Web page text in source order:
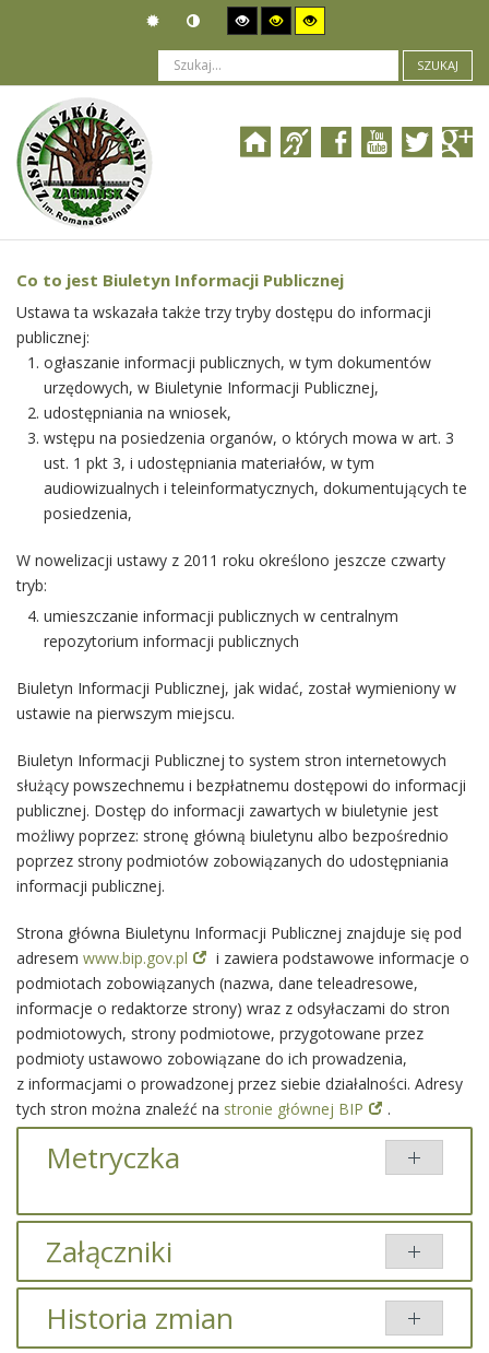
SZUKAJ
Jesteś tutaj: O Biuletynie
Co to jest Biuletyn Informacji Publicznej
Co to jest Biuletyn Informacji Publicznej
Ustawa ta wskazała także trzy tryby dostępu do informacji
publicznej:
ogłaszanie informacji publicznych, w tym dokumentów
urzędowych, w Biuletynie Informacji Publicznej,
udostępniania na wniosek,
wstępu na posiedzenia organów, o których mowa w art. 3
ust. 1 pkt 3, i udostępniania materiałów, w tym
audiowizualnych i teleinformatycznych, dokumentujących te
posiedzenia,
W nowelizacji ustawy z 2011 roku określono jeszcze czwarty
tryb:
umieszczanie informacji publicznych w centralnym
repozytorium informacji publicznych
Biuletyn Informacji Publicznej, jak widać, został wymieniony w
ustawie na pierwszym miejscu.
Biuletyn Informacji Publicznej to system stron internetowych
służący powszechnemu i bezpłatnemu dostępowi do informacji
publicznej. Dostęp do informacji zawartych w biuletynie jest
możliwy poprzez: stronę główną biuletynu albo bezpośrednio
poprzez strony podmiotów zobowiązanych do udostępniania
informacji publicznej.
Strona główna Biuletynu Informacji Publicznej znajduje się pod
adresem www.bip.gov.pl
i zawiera podstawowe informacje o
podmiotach zobowiązanych (nazwa, dane teleadresowe,
informacje o redaktorze strony) wraz z odsyłaczami do stron
podmiotowych, strony podmiotowe, przygotowane przez
podmioty ustawowo zobowiązane do ich prowadzenia,
z informacjami o prowadzonej przez siebie działalności. Adresy
tych stron można znaleźć na stronie głównej BIP .
Metryczka
Załączniki
Brak załączników.
Historia zmian